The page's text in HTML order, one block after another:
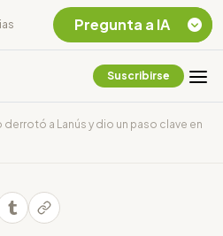
Suscribirse
derrotó a Lanús y dio un paso clave en
Pregunta a IA
Chevron Ecuador